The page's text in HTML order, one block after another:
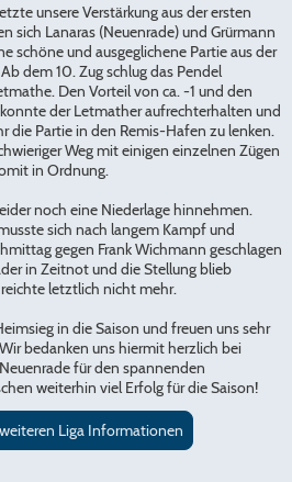
unsere Verstärkung aus der ersten
sich Lanaras (Neuenrade) und Grürmann
schöne und ausgeglichene Partie aus der
dem 10. Zug schlug das Pendel
Den Vorteil von ca. -1 und den
der Letmather aufrechterhalten und
die Partie in den Remis-Hafen zu lenken.
Weg mit einigen einzelnen Zügen
in Ordnung.
noch eine Niederlage hinnehmen.
sich nach langem Kampf und
gegen Frank Wichmann geschlagen
in Zeitnot und die Stellung blieb
letztlich nicht mehr.
in die Saison und freuen uns sehr
bedanken uns hiermit herzlich bei
für den spannenden
weiterhin viel Erfolg für die Saison!
Liga Informationen